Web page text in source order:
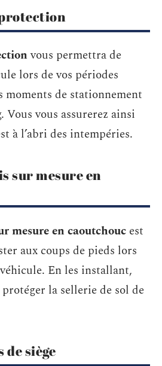
vous permettra de
lors de vos périodes
moments de stationnement
vous assurerez ainsi
à l’abri des intempéries.
sur mesure en
mesure en caoutchouc est
aux coups de pieds lors
En les installant,
la sellerie de sol de
siège